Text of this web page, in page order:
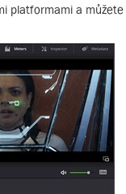
platformami a můžete